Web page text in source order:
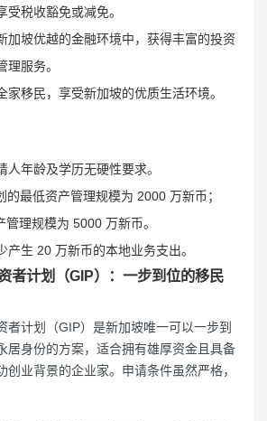
税收豁免或减免。
加坡优越的金融环境中，获得丰富的投资
服务。
家移民，享受新加坡的优质生活环境。
人年龄及学历无硬性要求。
最低资产管理规模为 2000 万新币；
理规模为 5000 万新币。
产生 20 万新币的本地业务支出。
者计划（GIP）：一步到位的移民
者计划（GIP）是新加坡唯一可以一步到
居身份的方案，适合拥有雄厚资金且具备
创业背景的企业家。申请条件虽然严格，